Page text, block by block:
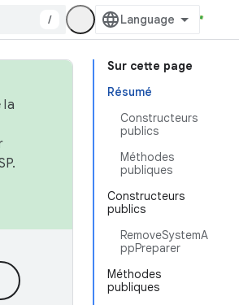
/
Sur cette page
Résumé
Constructeurs
publics
Méthodes
publiques
Constructeurs
publics
RemoveSystemA
ppPreparer
Méthodes
publiques
la